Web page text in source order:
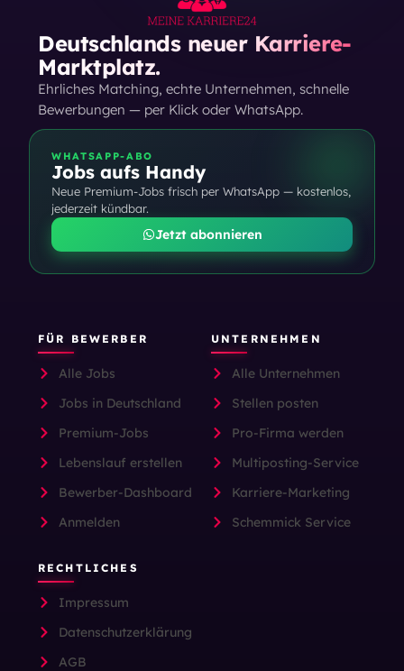
Deutschlands neuer Karriere-
Marktplatz.
Ehrliches Matching, echte Unternehmen, schnelle
Bewerbungen — per Klick oder WhatsApp.
WHATSAPP-ABO
Jobs aufs Handy
Neue Premium-Jobs frisch per WhatsApp — kostenlos,
jederzeit kündbar.
Jetzt abonnieren
FÜR BEWERBER
Alle Jobs
Jobs in Deutschland
Premium-Jobs
Lebenslauf erstellen
Bewerber-Dashboard
Anmelden
UNTERNEHMEN
Alle Unternehmen
Stellen posten
Pro-Firma werden
Multiposting-Service
Karriere-Marketing
Schemmick Service
RECHTLICHES
Impressum
Datenschutzerklärung
AGB